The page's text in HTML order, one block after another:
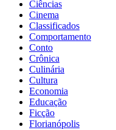
Ciências
Cinema
Classificados
Comportamento
Conto
Crônica
Culinária
Cultura
Economia
Educação
Ficção
Florianópolis